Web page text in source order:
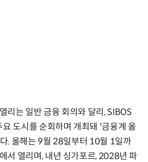
리는 일반 금융 회의와 달리, SIBOS
요 도시를 순회하며 개최돼 '금융계 올
. 올해는 9월 28일부터 10월 1일까
서 열리며, 내년 싱가포르, 2028년 파